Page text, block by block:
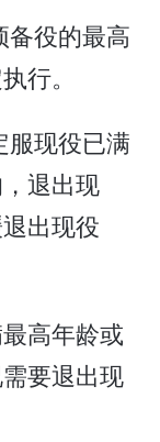
备役的最高
行。
服现役已满
退出现
出现役
高年龄或
要退出现